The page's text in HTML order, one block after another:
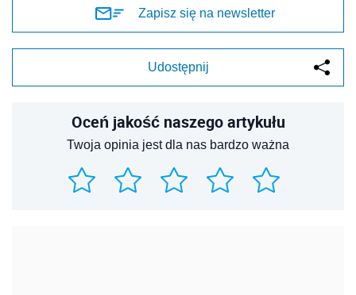
Zapisz się na newsletter
Udostępnij
Oceń jakość naszego artykułu
Twoja opinia jest dla nas bardzo ważna